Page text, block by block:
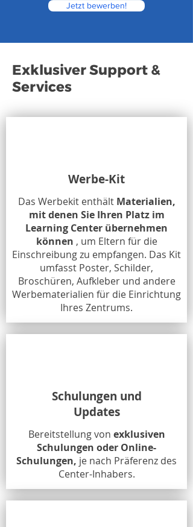
Jetzt bewerben!
Exklusiver Support &
Services
Werbe-Kit
Das Werbekit enthält Materialien,
mit denen Sie Ihren Platz im
Learning Center übernehmen
können , um Eltern für die
Einschreibung zu empfangen. Das Kit
umfasst Poster, Schilder,
Broschüren, Aufkleber und andere
Werbematerialien für die Einrichtung
Ihres Zentrums.
Schulungen und
Updates
Bereitstellung von exklusiven
Schulungen oder Online-
Schulungen, je nach Präferenz des
Center-Inhabers.